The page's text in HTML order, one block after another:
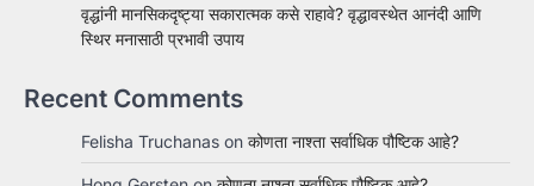
वृद्धांनी मानसिकदृष्ट्या सकारात्मक कसे राहावे? वृद्धावस्थेत आनंदी आणि
स्थिर मनासाठी प्रभावी उपाय
Recent Comments
Felisha Truchanas on कोणता नाश्ता सर्वाधिक पौष्टिक आहे?